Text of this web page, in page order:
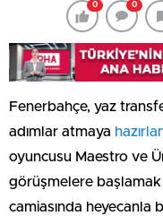
0 0
Fenerbahçe, yaz
adımlar atmaya
oyuncusu Maestro ve
görüşmelere
camiasında heyecanla